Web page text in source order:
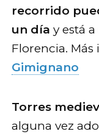
recorrido
un día y está
Florencia.
Gimignano
Torres
alguna vez